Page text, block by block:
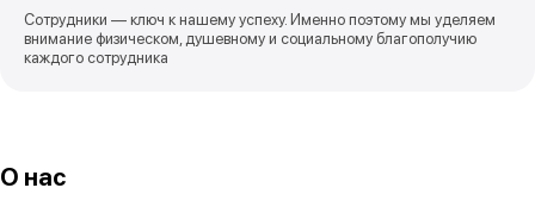
Сотрудники — ключ к нашему успеху. Именно поэтому мы уделяем
внимание физическом, душевному и социальному благополучию
каждого сотрудника
О нас